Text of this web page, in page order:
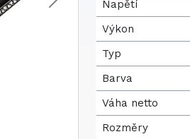
Napětí
Výkon
Typ
Barva
Váha netto
Rozměry